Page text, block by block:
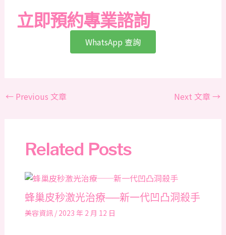
立即預約專業諮詢
WhatsApp 查詢
←Previous 文章 Next 文章→
Related Posts
蜂巢皮秒激光治療──新一代凹凸洞殺手
美容資訊/ 2023 年 2 月 12 日